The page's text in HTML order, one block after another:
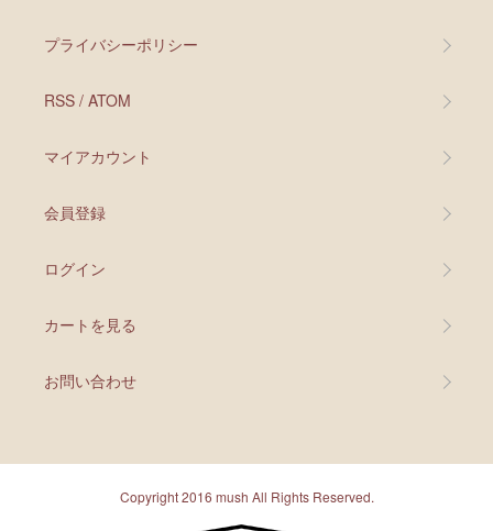
プライバシーポリシー
RSS / ATOM
マイアカウント
会員登録
ログイン
カートを見る
お問い合わせ
Copyright 2016 mush All Rights Reserved.